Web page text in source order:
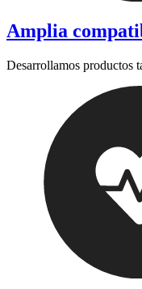
Amplia
Desarrollamos productos